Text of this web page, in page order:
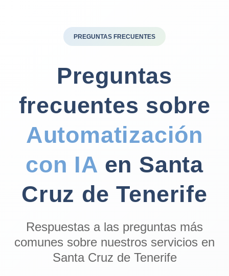
PREGUNTAS FRECUENTES
Preguntas
frecuentes sobre
Automatización
con IA en Santa
Cruz de Tenerife
Respuestas a las preguntas más
comunes sobre nuestros servicios en
Santa Cruz de Tenerife